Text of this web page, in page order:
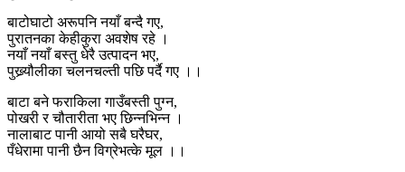
बाटोघाटो अरूपनि नयाँ बन्दै गए,
पुरातनका केहीकुरा अवशेष रहे ।
नयाँ नयाँ बस्तु धेरै उत्पादन भए,
पुख्र्यौलीका चलनचल्ती पछि पर्दै गए ।।
बाटा बने फराकिला गाउँबस्ती पुग्न,
पोखरी र चौतारीता भए छिन्नभिन्न ।
नालाबाट पानी आयो सबै घरैघर,
पँधेरामा पानी छैन विग्रेभत्के मूल ।।